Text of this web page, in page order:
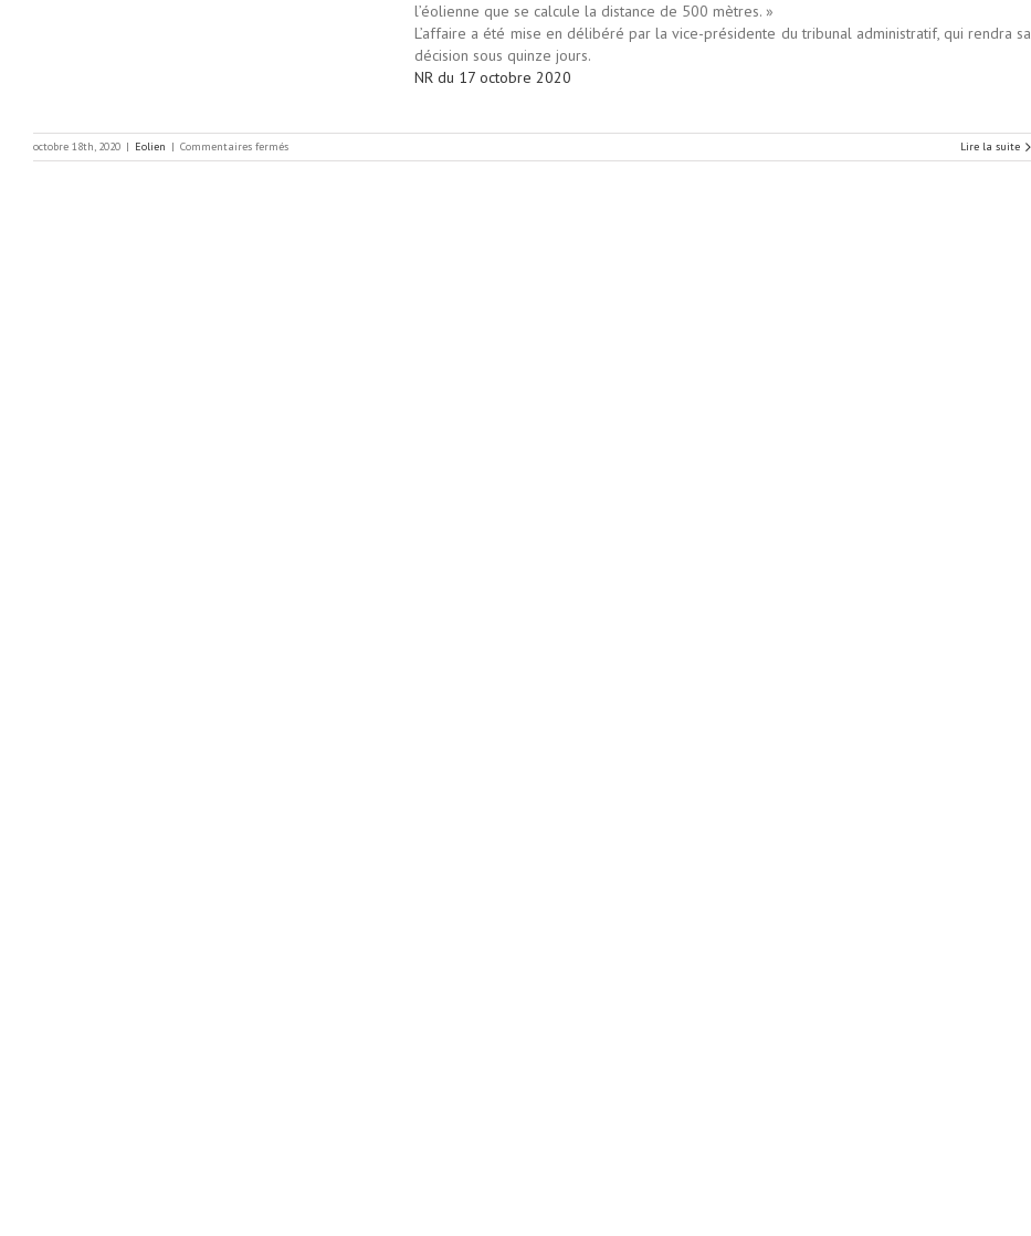
l’éolienne que se calcule la distance de 500 mètres. »
L’affaire a été mise en délibéré par la vice-présidente du tribunal administratif, qui rendra sa
décision sous quinze jours.
NR du 17 octobre 2020
octobre 18th, 2020 | Eolien | Commentaires ferméssur
Débat
Lire la suite